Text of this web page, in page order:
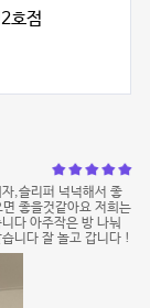
호점
,슬리퍼 넉넉해서 좋
좋을것같아요 저희는
다 아주작은 방 나눠
니다 잘 놀고 갑니다 !